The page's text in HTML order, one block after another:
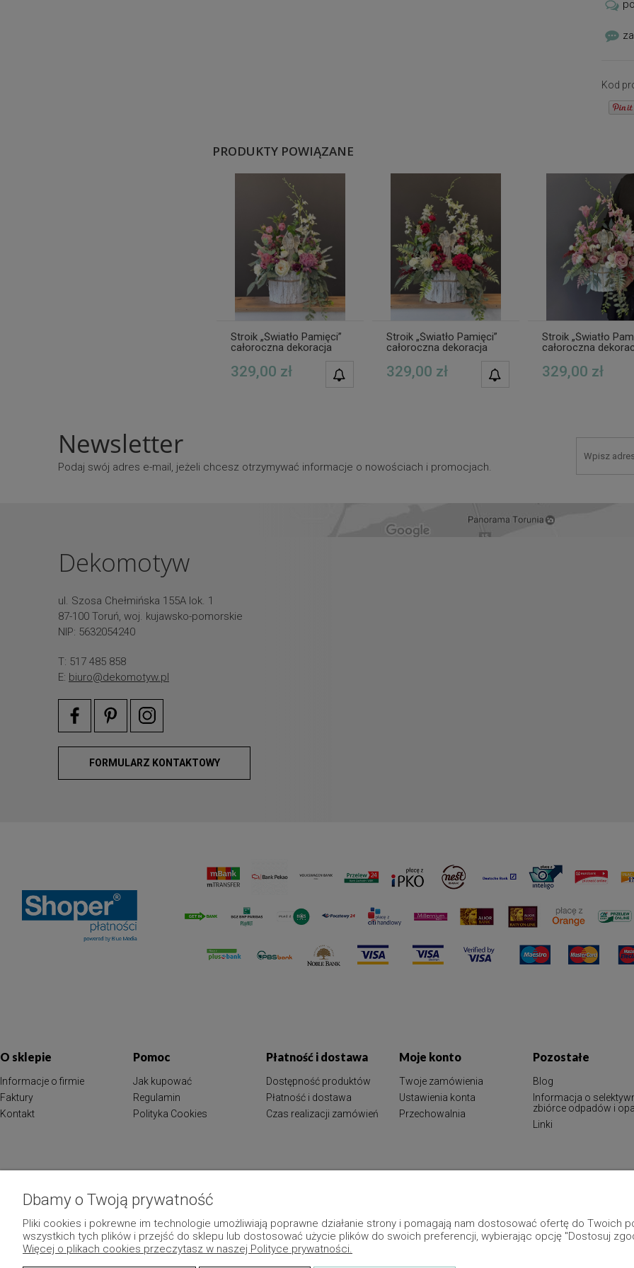
Kod
PRODUKTY POWIĄZANE
Stroik „Światło Pamięci”
całoroczna dekoracja
kompozycja z kwiatami
premium wz.7
329,00 zł
POWIADOM O
DOSTĘPNOŚCI
Stroik „Światło Pamięci”
całoroczna dekoracja
kompozycja z kwiatami
premium wz.6
329,00 zł
POWIADOM O
DOSTĘPNOŚCI
Stroik „Światło
całoroczna
kompozycja z
premium wz.4
329,00 zł
Newsletter
Podaj swój adres e-mail, jeżeli chcesz otrzymywać informacje o nowościach i promocjach.
Dekomotyw
ul. Szosa Chełmińska 155A lok. 1
87-100 Toruń, woj. kujawsko-pomorskie
NIP: 5632054240
T: 517 485 858
E: biuro@dekomotyw.pl
FORMULARZ KONTAKTOWY
O sklepie
Informacje o firmie
Faktury
Kontakt
Pomoc
Jak kupować
Regulamin
Polityka Cookies
Płatność i dostawa
Dostępność produktów
Płatność i dostawa
Czas realizacji zamówień
Moje konto
Twoje zamówienia
Ustawienia konta
Przechowalnia
Pozostałe
Blog
Informacja o
zbiórce odpadów i
Linki
Dbamy o Twoją prywatność
Pliki cookies i pokrewne im technologie umożliwiają poprawne działanie strony i pomagają nam dostosować ofertę do Twoich
wszystkich tych plików i przejść do sklepu lub dostosować użycie plików do swoich preferencji, wybierając opcję "Dostosuj
Więcej o plikach cookies przeczytasz w naszej Polityce prywatności.